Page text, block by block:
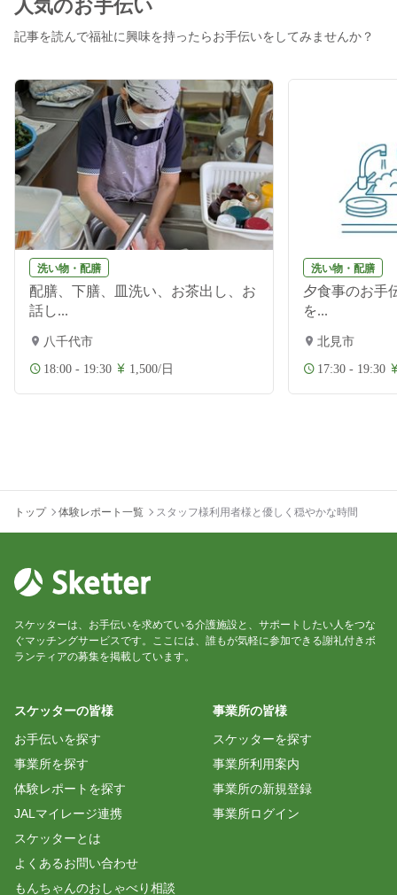
人気のお手伝い
記事を読んで福祉に興味を持ったらお手伝いをしてみませんか？
洗い物・配膳
配膳、下膳、皿洗い、お茶出し、お
話し...
八千代市
18:00 - 19:30 1,500/日
洗い物・配膳
夕食事のお手
を...
北見市
17:30 - 19:30
トップ 体験レポート一覧 スタッフ様利用者様と優しく穏やかな時間
スケッターは、お手伝いを求めている介護施設と、サポートしたい人をつな
ぐマッチングサービスです。ここには、誰もが気軽に参加できる謝礼付きボ
ランティアの募集を掲載しています。
スケッターの皆様
お手伝いを探す
事業所を探す
体験レポートを探す
JALマイレージ連携
スケッターとは
よくあるお問い合わせ
もんちゃんのおしゃべり相談
事業所の皆様
スケッターを探す
事業所利用案内
事業所の新規登録
事業所ログイン